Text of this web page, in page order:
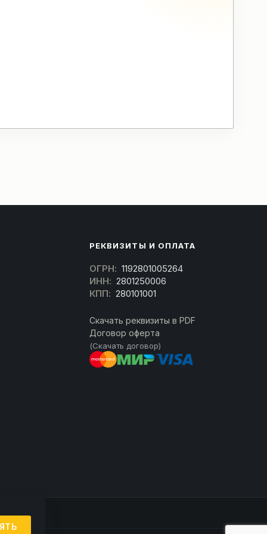
РЕКВИЗИТЫ И ОПЛАТА
ОГРН: 1192801005264
ИНН: 2801250006
КПП: 280101001
Скачать реквизиты в PDF
Договор оферта
(Скачать договор)